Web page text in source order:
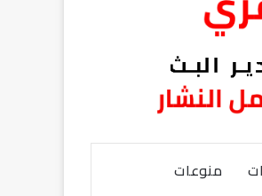
منوعات